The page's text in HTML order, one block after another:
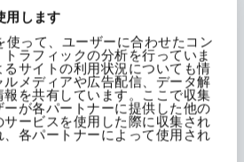
用します
使って、ユーザーに合わせたコン
ラフィックの分析を行っていま
サイトの利用状況についても情
メディアや広告配信、データ解
を共有しています。ここで収集
が各パートナーに提供した他の
ービスを使用した際に収集され
各パートナーによって使用され
過度の連用をさけ、なるべく作用
み合わせて輪番で使用する。
合、着色期の散布は果実の汚れを
でさける。
病には、効果が劣る場合があるの
他剤との輪番で使用する。